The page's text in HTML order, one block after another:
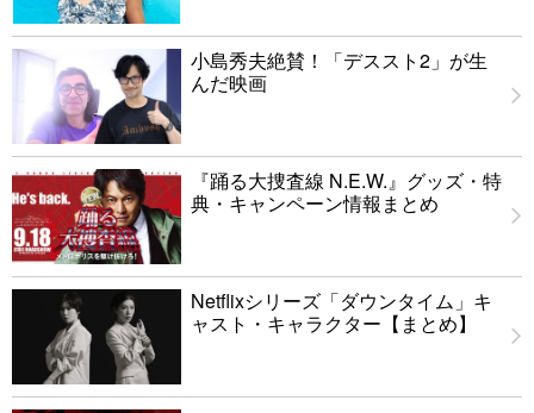
小島秀夫絶賛！「デススト2」が生
んだ映画
『踊る大捜査線 N.E.W.』グッズ・特
典・キャンペーン情報まとめ
Netflixシリーズ「ダウンタイム」キ
ャスト・キャラクター【まとめ】